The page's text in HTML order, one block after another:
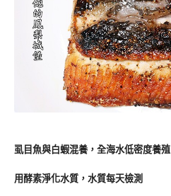
虱目魚與白蝦混養，全海水低密度養殖
用酵素淨化水質，水質每天檢測